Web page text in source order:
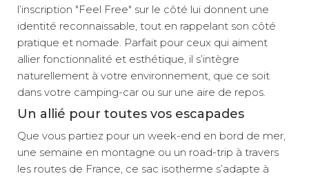
l’inscription "Feel Free" sur le côté lui donnent une
identité reconnaissable, tout en rappelant son côté
pratique et nomade. Parfait pour ceux qui aiment
allier fonctionnalité et esthétique, il s’intègre
naturellement à votre environnement, que ce soit
dans votre camping-car ou sur une aire de repos.
Un allié pour toutes vos escapades
Que vous partiez pour un week-end en bord de mer,
une semaine en montagne ou un road-trip à travers
les routes de France, ce sac isotherme s’adapte à